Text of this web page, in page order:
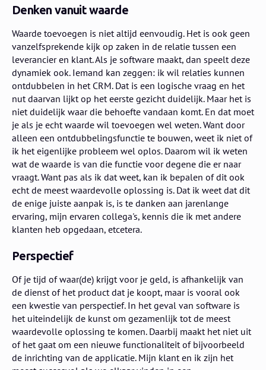
Denken vanuit waarde
Waarde toevoegen is niet altijd eenvoudig. Het is ook geen
vanzelfsprekende kijk op zaken in de relatie tussen een
leverancier en klant. Als je software maakt, dan speelt deze
dynamiek ook. Iemand kan zeggen: ik wil relaties kunnen
ontdubbelen in het CRM. Dat is een logische vraag en het
nut daarvan lijkt op het eerste gezicht duidelijk. Maar het is
niet duidelijk waar die behoefte vandaan komt. En dat moet
je als je echt waarde wil toevoegen wel weten. Want door
alleen een ontdubbelingsfunctie te bouwen, weet ik niet of
ik het eigenlijke probleem wel oplos. Daarom wil ik weten
wat de waarde is van die functie voor degene die er naar
vraagt. Want pas als ik dat weet, kan ik bepalen of dit ook
echt de meest waardevolle oplossing is. Dat ik weet dat dit
de enige juiste aanpak is, is te danken aan jarenlange
ervaring, mijn ervaren collega's, kennis die ik met andere
klanten heb opgedaan, etcetera.
Perspectief
Of je tijd of waar(de) krijgt voor je geld, is afhankelijk van
de dienst of het product dat je koopt, maar is vooral ook
een kwestie van perspectief. In het geval van software is
het uiteindelijk de kunst om gezamenlijk tot de meest
waardevolle oplossing te komen. Daarbij maakt het niet uit
of het gaat om een nieuwe functionaliteit of bijvoorbeeld
de inrichting van de applicatie. Mijn klant en ik zijn het